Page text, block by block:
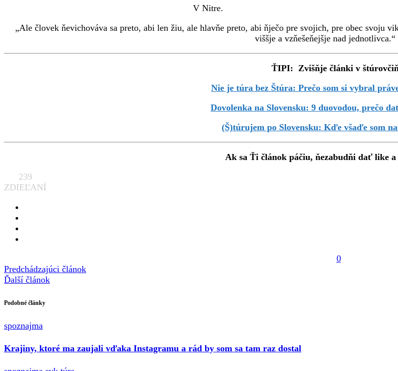
V Nitre.
„Ale človek ňevichováva sa preto, abi len žiu, ale hlavňe preto, abi ňječo pre svojich, pre obec svoju
viššje a vzňešeňejšje nad
ŤIPI: Zvišňje článki v
Nie je túra bez Štúra: Prečo som si vybral
Dovolenka na Slovensku: 9 duovodou, prečo
(Š)túrujem po Slovensku: Kďe všaďe som
Ak sa Ťi článok páčiu, ňezabudňi dať like
239
ZDIEĽANÍ
0
Predchádzajúci článok
Ďalší článok
Podobné články
spoznajma
Krajiny, ktoré ma zaujali vďaka Instagramu a rád by som sa tam raz dostal